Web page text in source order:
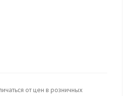
от цен в розничных